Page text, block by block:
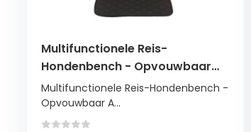
Multifunctionele Reis-
Hondenbench - Opvouwbaar
Autobed - 55x100cm
Multifunctionele Reis-Hondenbench -
Opvouwbaar A...